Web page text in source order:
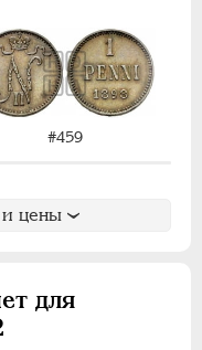
#459
и цены
для